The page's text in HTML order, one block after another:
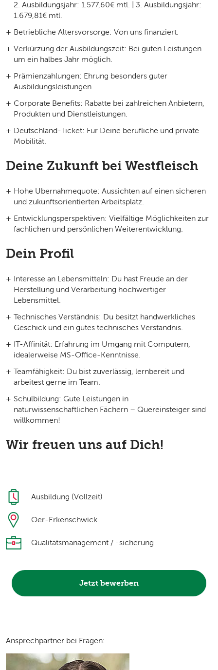
2. Ausbildungsjahr: 1.577,60€ mtl. | 3. Ausbildungsjahr:
1.679,81€ mtl.
Betriebliche Altersvorsorge: Von uns finanziert.
Verkürzung der Ausbildungszeit: Bei guten Leistungen
um ein halbes Jahr möglich.
Prämienzahlungen: Ehrung besonders guter
Ausbildungsleistungen.
Corporate Benefits: Rabatte bei zahlreichen Anbietern,
Produkten und Dienstleistungen.
Deutschland-Ticket: Für Deine berufliche und private
Mobilität.
Deine Zukunft bei Westfleisch
Hohe Übernahmequote: Aussichten auf einen sicheren
und zukunftsorientierten Arbeitsplatz.
Entwicklungsperspektiven: Vielfältige Möglichkeiten zur
fachlichen und persönlichen Weiterentwicklung.
Dein Profil
Interesse an Lebensmitteln: Du hast Freude an der
Herstellung und Verarbeitung hochwertiger
Lebensmittel.
Technisches Verständnis: Du besitzt handwerkliches
Geschick und ein gutes technisches Verständnis.
IT-Affinität: Erfahrung im Umgang mit Computern,
idealerweise MS-Office-Kenntnisse.
Teamfähigkeit: Du bist zuverlässig, lernbereit und
arbeitest gerne im Team.
Schulbildung: Gute Leistungen in
naturwissenschaftlichen Fächern – Quereinsteiger sind
willkommen!
Wir freuen uns auf Dich!
Ausbildung (Vollzeit)
Oer-Erkenschwick
Qualitätsmanagement / -sicherung
Jetzt bewerben
Ansprechpartner bei Fragen: